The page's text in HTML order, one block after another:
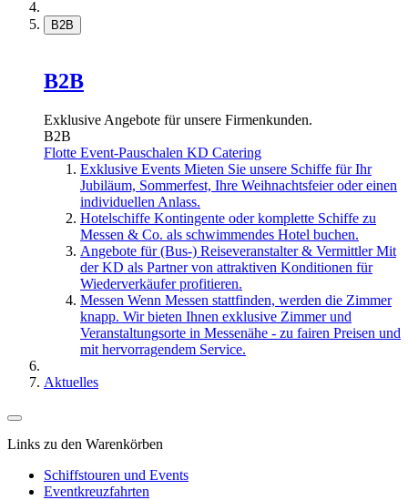
B2B
B2B
Exklusive Angebote für unsere Firmenkunden.
B2B
Flotte Event-Pauschalen KD Catering
Exklusive Events Mieten Sie unsere Schiffe für Ihr
Jubiläum, Sommerfest, Ihre Weihnachtsfeier oder einen
individuellen Anlass.
Hotelschiffe Kontingente oder komplette Schiffe zu
Messen & Co. als schwimmendes Hotel buchen.
Angebote für (Bus-) Reiseveranstalter & Vermittler Mit
der KD als Partner von attraktiven Konditionen für
Wiederverkäufer profitieren.
Messen Wenn Messen stattfinden, werden die Zimmer
knapp. Wir bieten Ihnen exklusive Zimmer und
Veranstaltungsorte in Messenähe - zu fairen Preisen und
mit hervorragendem Service.
Aktuelles
Links zu den Warenkörben
Schiffstouren und Events
Eventkreuzfahrten